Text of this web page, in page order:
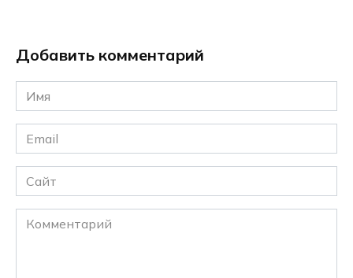
Добавить комментарий
Имя
*
Email
*
Сайт
Комментарий